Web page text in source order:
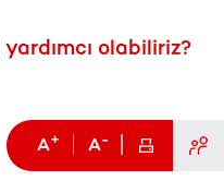
yardımcı olabiliriz?
A+ A-